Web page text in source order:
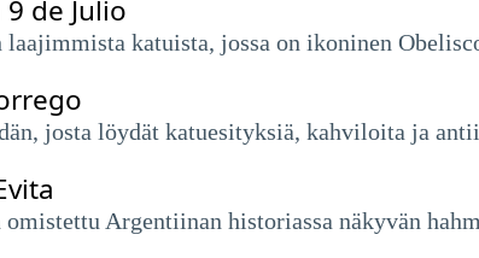
de Julio
katuista, jossa on ikoninen
josta löydät katuesityksiä, kahviloita ja
omistettu Argentiinan historiassa näkyvän